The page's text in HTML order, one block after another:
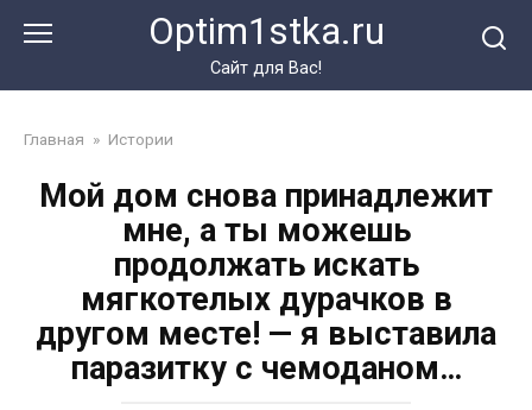
Optim1stka.ru
Сайт для Вас!
Главная » Истории
Мой дом снова принадлежит
мне, а ты можешь
продолжать искать
мягкотелых дурачков в
другом месте! — я выставила
паразитку с чемоданом…